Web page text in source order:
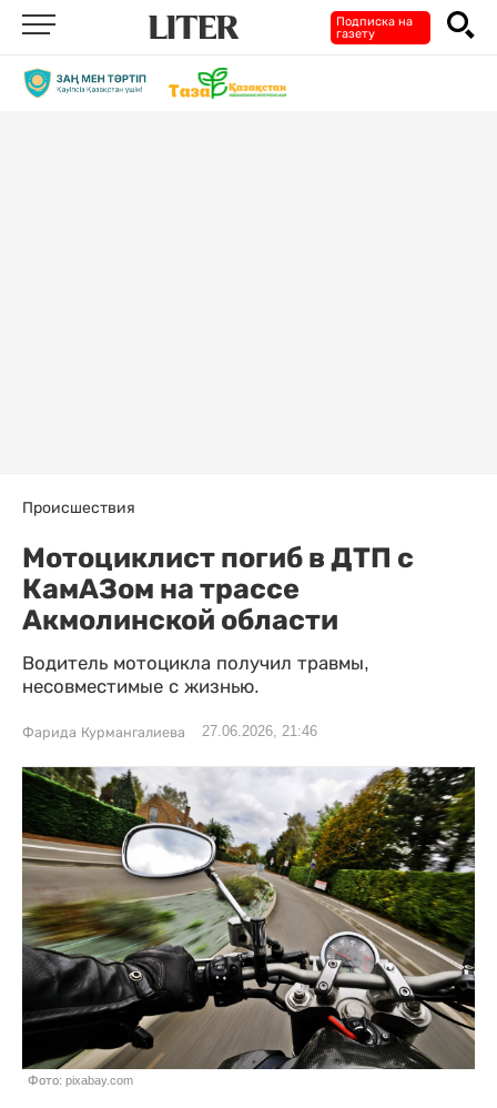
Подписка на
газету
Происшествия
Мотоциклист погиб в ДТП с
КамАЗом на трассе
Акмолинской области
Водитель мотоцикла получил травмы,
несовместимые с жизнью.
Фарида Курмангалиева 27.06.2026, 21:46
Фото: pixabay.com